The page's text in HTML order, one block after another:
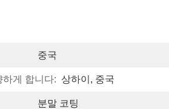
중국
하게 합니다: 상하이, 중국
분말 코팅